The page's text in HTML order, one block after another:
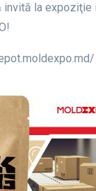
invită la